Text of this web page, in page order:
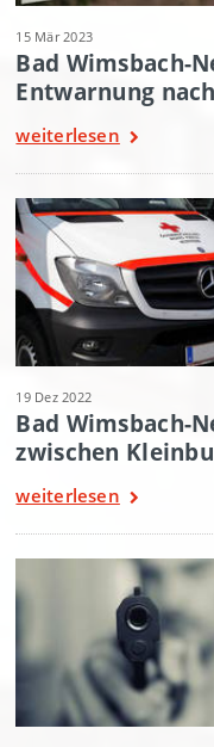
15 Mär 2023
Bad Wimsbach-
Entwarnung
weiterlesen
19 Dez 2022
Bad Wimsbach-
zwischen
weiterlesen